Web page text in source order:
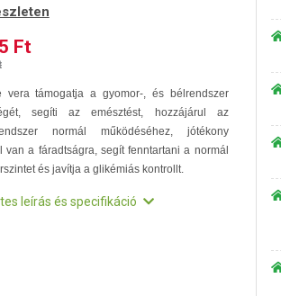
Ft
vera támogatja a gyomor-, és bélrendszer
segíti az emésztést, hozzájárul az
normál működéséhez, jótékony
van a fáradtságra, segít fenntartani a normál
és javítja a glikémiás kontrollt.
leírás és specifikáció